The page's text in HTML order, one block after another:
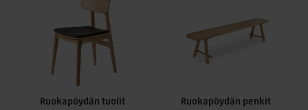
uusi ruokailuryhmä ruokailutilaan jo tänään!
Ruokapöydän tuolit Ruokapöydän penkit